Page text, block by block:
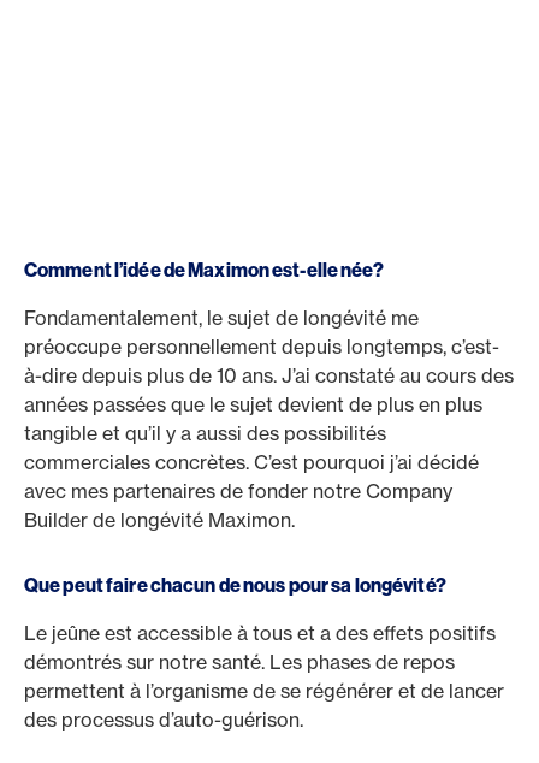
Comment l’idée de Maximon est-elle née?
Fondamentalement, le sujet de longévité me
préoccupe personnellement depuis longtemps, c’est-
à-dire depuis plus de 10 ans. J’ai constaté au cours des
années passées que le sujet devient de plus en plus
tangible et qu’il y a aussi des possibilités
commerciales concrètes. C’est pourquoi j’ai décidé
avec mes partenaires de fonder notre Company
Builder de longévité Maximon.
Que peut faire chacun de nous pour sa longévité?
Le jeûne est accessible à tous et a des effets positifs
démontrés sur notre santé. Les phases de repos
permettent à l’organisme de se régénérer et de lancer
des processus d’auto-guérison.